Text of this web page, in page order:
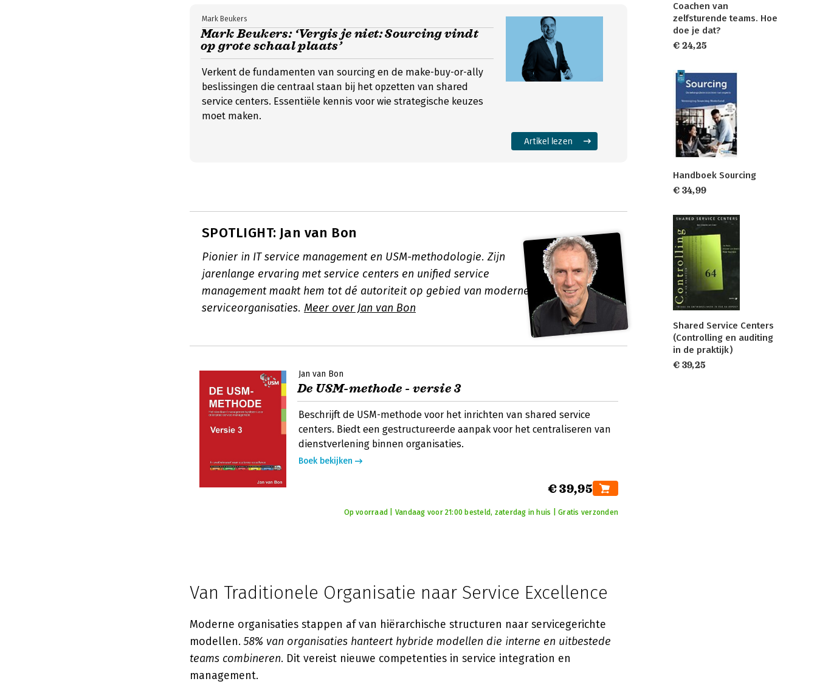
Mark Beukers: ‘Vergis je niet: Sourcing vindt
op grote schaal plaats’
Mark Beukers
Verkent de fundamenten van sourcing en de make-buy-or-ally
beslissingen die centraal staan bij het opzetten van shared
service centers. Essentiële kennis voor wie strategische keuzes
moet maken.
Artikel lezen
SPOTLIGHT: Jan van Bon
Pionier in IT service management en USM-methodologie. Zijn
jarenlange ervaring met service centers en unified service
management maakt hem tot dé autoriteit op gebied van moderne
serviceorganisaties. Meer over Jan van Bon
Jan van Bon
De USM-methode - versie 3
Beschrijft de USM-methode voor het inrichten van shared service
centers. Biedt een gestructureerde aanpak voor het centraliseren van
dienstverlening binnen organisaties.
Boek bekijken
€ 39,95
Op voorraad | Vandaag voor 21:00 besteld, zaterdag in huis | Gratis verzonden
Van Traditionele Organisatie naar Service Excellence
Moderne organisaties stappen af van hiërarchische structuren naar servicegerichte
modellen.58% van organisaties hanteert hybride modellen die interne en uitbestede
teams combineren. Dit vereist nieuwe competenties in service integration en
management.
Coachen van
zelfsturende teams. Hoe
doe je dat?
€ 24,25
Handboek Sourcing
€ 34,99
Shared Service Centers
(Controlling en auditing
in de praktijk)
€ 39,25